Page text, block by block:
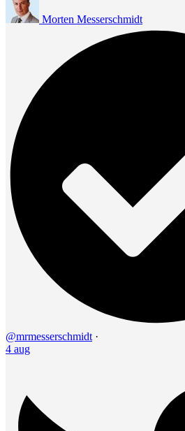
Morten Messerschmidt
@mrmesserschmidt ·
4 aug